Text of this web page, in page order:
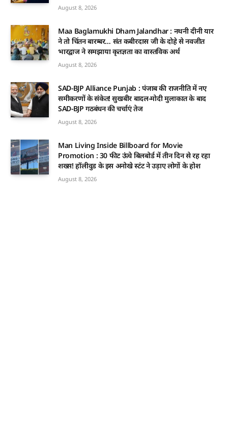
August 8, 2026
Maa Baglamukhi Dham Jalandhar : नथनी दीनी यार
ने तो चिंतन बारम्बर… संत कबीरदास जी के दोहे से नवजीत
भारद्वाज ने समझाया कृतज्ञता का वास्तविक अर्थ
August 8, 2026
SAD-BJP Alliance Punjab : पंजाब की राजनीति में नए
समीकरणों के संकेत! सुखबीर बादल-मोदी मुलाकात के बाद
SAD-BJP गठबंधन की चर्चाएं तेज
August 8, 2026
Man Living Inside Billboard for Movie
Promotion : 30 फीट ऊंचे बिलबोर्ड में तीन दिन से रह रहा
शख्स! हॉलीवुड के इस अनोखे स्टंट ने उड़ाए लोगों के होश
August 8, 2026